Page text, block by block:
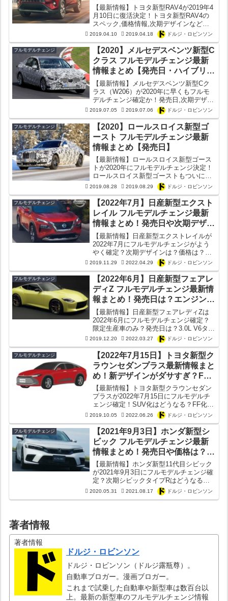
【最新情報】トヨタ新型RAV4が2019年4
月10日に復活決定！トヨタ新型RAV4の
スペック,価格情報,次期デザインなど最
新情報を徹底解説！RAV4の車名の由来な
どおさらい！果たして「C-HR以上ハリア
ー未満」のトヨタ新型RAV4は人気が出
る？
2019.04.10 2019.04.18 ドルジ・ロビンソン
フルモデルチェンジ
【2020】メルセデスベンツ新型C
クラス フルモデルチェンジ最新
情報まとめ【発売日・ハイブリッ
ド】【W206・S206・C206・
A206】
【最新情報】メルセデスベンツ新型Cク
ラス（W206）が2020年に早くもフルモ
デルチェンジ確定か！発売日,次期デザイ
ンなど新型Cクラス（W206）のフルモデ
ルチェンジ最新情報を徹底解説まとめ！
2019.07.05 2019.07.06 ドルジ・ロビンソン
フルモデルチェンジ
【2020】ロールスロイス新型ゴ
ースト フルモデルチェンジ最新
情報まとめ【発売日】
【最新情報】ロールスロイス新型ゴース
トが2020年にフルモデルチェンジ決定！
ロールスロイス新型ゴーストもついにEV
化確定か？次期デザインなど今回のフル
モデルチェンジで何が進化するのか徹底
解説してみた！
2019.08.28 2019.08.29 ドルジ・ロビンソン
フルモデルチェンジ
【2022年7月】日産新型エクスト
レイル フルモデルチェンジ最新
情報まとめ！発売日や次期デザイ
ンは？価格は280万円から？e-
POWERやPHEVは？
【最新情報】日産新型エクストレイルが
2022年7月にフルモデルチェンジがよう
やく確定？次期デザインは？価格は？
PHEV（プラグインハイブリッド）は投
入される？シャシーやパワートレインの
スペックは？
2019.11.29 2022.04.29 ドルジ・ロビンソン
フルモデルチェンジ
【2022年6月】日産新型フェアレ
ディZ フルモデルチェンジ最新情
報まとめ！発売日は？エンジンや
燃費性能は？安全装備は？Z35と
は呼ばない？ハイブリッド化は？
【最新情報】日産新型フェアレディZは
2022年6月にフルモデルチェンジ確定？
限定生産車のみ？発売日は？3.0L V6ター
ボ搭載で燃費性能はどうなる？Z35と呼
ばない理由は？安全装備にプロパイロッ
ト2.0は搭載？ハイブリッドは？内装デザ
インは？
2019.12.20 2022.03.27 ドルジ・ロビンソン
フルモデルチェンジ
【2022年7月15日】トヨタ新型ク
ラウンセダンプラス最新情報まと
め！新デザインがダサすぎ？FF
化？SUV化？発売日や価格は？
【最新情報】トヨタ新型クラウンセダン
プラスが2022年7月15日にフルモデルチ
ェンジ確定！SUV化はどうなる？FF化
は？搭載エンジンは？価格は？発売日や
2019.10.05 2022.06.26 ドルジ・ロビンソン
フルモデルチェンジ
【2021年9月3日】ホンダ新型シ
ビック フルモデルチェンジ最新
情報まとめ！発売日や価格は？次
期シビックタイプRは？【11代
目】
【最新情報】ホンダ新型11代目シビック
が2021年9月3日にフルモデルチェンジ確
定？次期シビックタイプRはどうなる？
発売日,価格情報,安全装備など新型シビ
ックのモデルチェンジ最新情報まとめ！
2020.05.31 2021.08.17 ドルジ・ロビンソン
著者情報
著者情報
ドルジ・ロビンソン
ドルジ・ロビンソン（ドルジ露瓶尊）。
自動車ブロガー。漫画ブロガー。
これまで試乗した自動車や新型車は数百台以
上。最新の新型車のフルモデルチェンジ情報